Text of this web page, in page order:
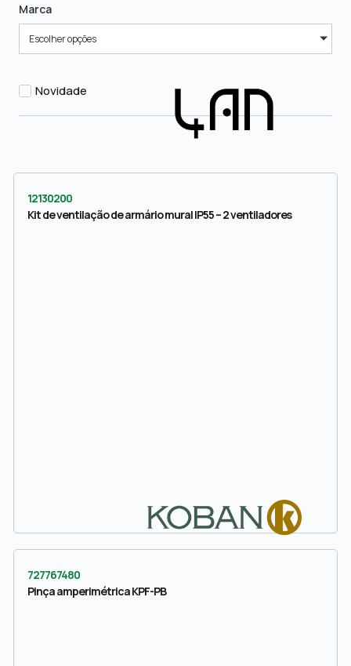
Marca
Escolher opções
Novidade
12130200
Kit de ventilação de armário mural IP55 – 2 ventiladores
727767480
Pinça amperimétrica KPF-PB